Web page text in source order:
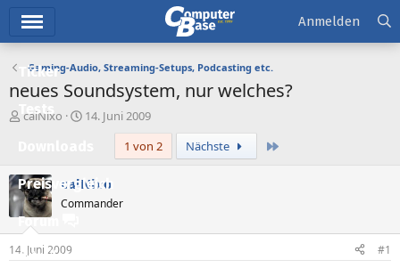
Ticker
Tests
Preisvergleich
Forum
Aktuelles
Anmelden
Gaming-Audio, Streaming-Setups, Podcasting etc.
neues Soundsystem, nur welches?
E
e
l
l
e
calNixo
E
e
l
m
14. Juni 2009
1 von 2
Nächste
calNixo
Commander
14. Juni 2009 #1